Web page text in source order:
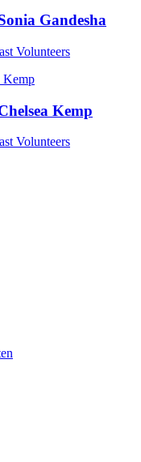
Gandesha
Volunteers
Kemp
Volunteers